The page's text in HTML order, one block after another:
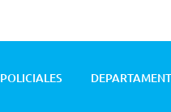
POLICIALES